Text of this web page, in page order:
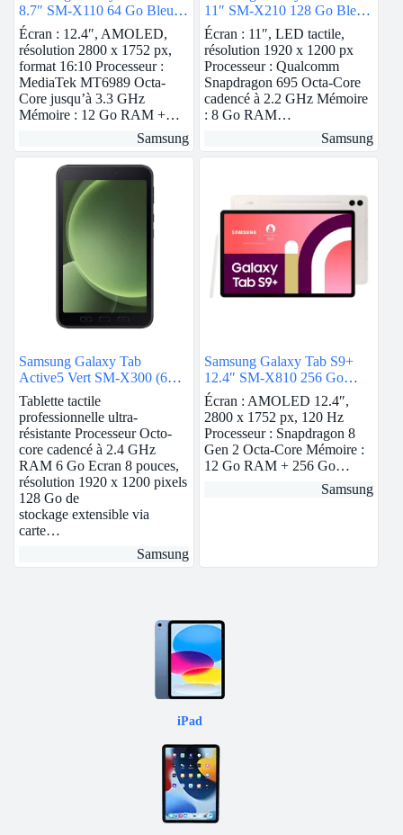
8.7″ SM-X110 64 Go Bleu
Wi-Fi
Écran : 12.4″, AMOLED,
résolution 2800 x 1752 px,
format 16:10 Processeur :
MediaTek MT6989 Octa-
Core jusqu’à 3.3 GHz
Mémoire : 12 Go RAM +…
Samsung
11″ SM-X210 128 Go Bleu
Wi-Fi
Écran : 11″, LED tactile,
résolution 1920 x 1200 px
Processeur : Qualcomm
Snapdragon 695 Octa-Core
cadencé à 2.2 GHz Mémoire
: 8 Go RAM…
Samsung
Samsung Galaxy Tab
Active5 Vert SM-X300 (6
Go / 128 Go)
Tablette tactile
professionnelle ultra-
résistante Processeur Octo-
core cadencé à 2.4 GHz
RAM 6 Go Ecran 8 pouces,
résolution 1920 x 1200 pixels
128 Go de
stockage extensible via
carte…
Samsung
Samsung Galaxy Tab S9+
12.4″ SM-X810 256 Go
Crème Wi-Fi
Écran : AMOLED 12.4″,
2800 x 1752 px, 120 Hz
Processeur : Snapdragon 8
Gen 2 Octa-Core Mémoire :
12 Go RAM + 256 Go…
Samsung
iPad